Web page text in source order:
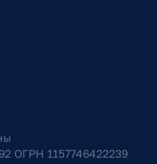
ОГРН 1157746422239